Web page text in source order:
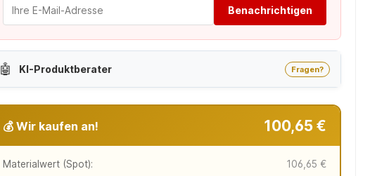
Benachrichtigen
🤖 KI-Produktberater Fragen?
💰 Wir kaufen an! 100,65 €
Materialwert (Spot):
106,65 €